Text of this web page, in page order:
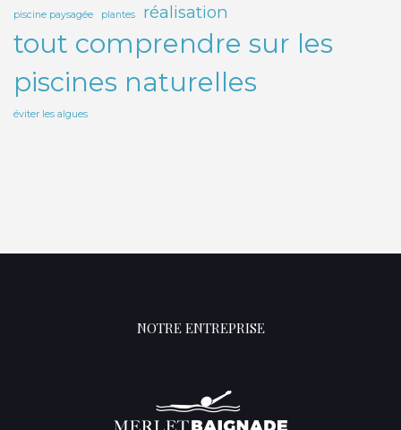
piscine paysagée plantes réalisation
tout comprendre sur les
piscines naturelles
éviter les algues
NOTRE ENTREPRISE